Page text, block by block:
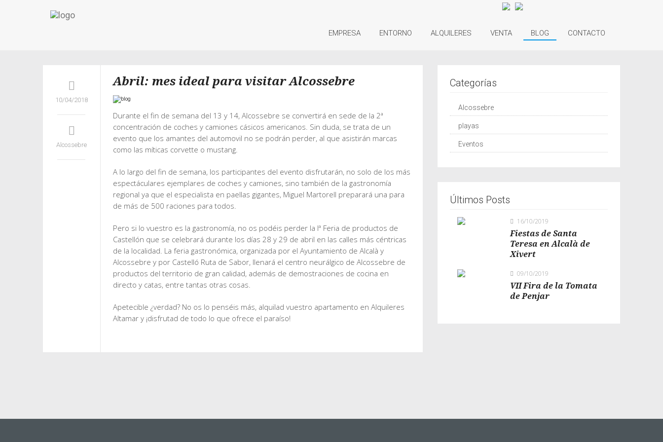
EMPRESA ENTORNO ALQUILERES VENTA BLOG CONTACTO
10/04/2018
Alcossebre
Abril: mes ideal para visitar Alcossebre
Durante el fin de semana del 13 y 14, Alcossebre se convertirá en sede de la 2ª
concentración de coches y camiones cásicos americanos. Sin duda, se trata de un
evento que los amantes del automovil no se podrán perder, al que asistirán marcas
como las míticas corvette o mustang.
A lo largo del fin de semana, los participantes del evento disfrutarán, no solo de los más
espectáculares ejemplares de coches y camiones, sino también de la gastronomía
regional ya que el especialista en paellas gigantes, Miguel Martorell preparará una para
de más de 500 raciones para todos.
Pero si lo vuestro es la gastronomía, no os podéis perder la Iª Feria de productos de
Castellón que se celebrará durante los días 28 y 29 de abril en las calles más céntricas
de la localidad. La feria gastronómica, organizada por el Ayuntamiento de Alcalà y
Alcossebre y por Castelló Ruta de Sabor, llenará el centro neurálgico de Alcossebre de
productos del territorio de gran calidad, además de demostraciones de cocina en
directo y catas, entre tantas otras cosas.
Apetecible ¿verdad? No os lo penséis más, alquilad vuestro apartamento en Alquileres
Altamar y ¡disfrutad de todo lo que ofrece el paraíso!
Categorías
Alcossebre
playas
Eventos
Últimos Posts
16/10/2019
Fiestas de Santa
Teresa en Alcalà de
Xivert
09/10/2019
VII Fira de la Tomata
de Penjar